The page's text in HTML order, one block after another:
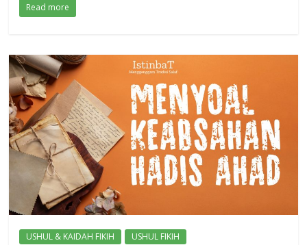
Read more
USHUL & KAIDAH FIKIH USHUL FIKIH